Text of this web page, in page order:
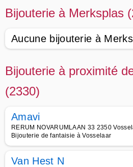
Bijouterie à Merksplas
Aucune bijouterie à
Bijouterie à proximité
(2330)
Amavi
RERUM NOVARUMLAAN 33 2350
Bijouterie de fantaisie à Vosselaar
Van Hest N